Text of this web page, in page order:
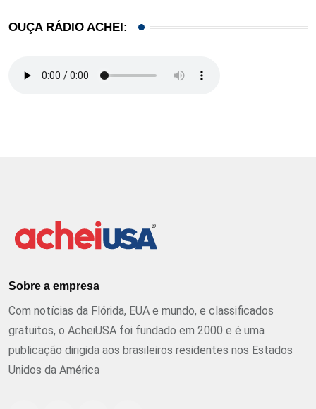
OUÇA RÁDIO ACHEI:
Sobre a empresa
Com notícias da Flórida, EUA e mundo, e classificados
gratuitos, o AcheiUSA foi fundado em 2000 e é uma
publicação dirigida aos brasileiros residentes nos Estados
Unidos da América